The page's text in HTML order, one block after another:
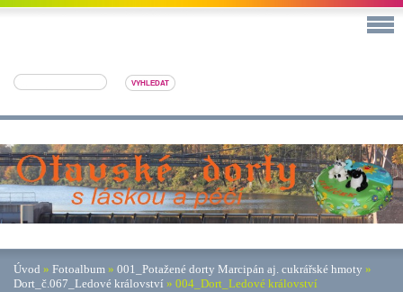
Úvod » Fotoalbum » 001_Potažené dorty Marcipán aj. cukrářské hmoty »
Dort_č.067_Ledové království » 004_Dort_Ledové království